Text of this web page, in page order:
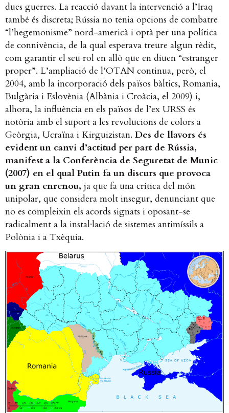
dues guerres. La reacció davant la intervenció a l’Iraq
també és discreta; Rússia no tenia opcions de combatre
“l’hegemonisme” nord-americà i optà per una política
de connivència, de la qual esperava treure algun rèdit,
com garantir el seu rol en allò que en diuen “estranger
proper”. L’ampliació de l’OTAN continua, però, el
2004, amb la incorporació dels països bàltics, Romania,
Bulgària i Eslovènia (Albània i Croàcia, el 2009) i,
alhora, la influència en els països de l’ex URSS és
notòria amb el suport a les revolucions de colors a
Geòrgia, Ucraïna i Kirguizistan. Des de llavors és
evident un canvi d’actitud per part de Rússia,
manifest a la Conferència de Seguretat de Munic
(2007) en el qual Putin fa un discurs que provoca
un gran enrenou, ja que fa una crítica del món
unipolar, que considera molt insegur, denunciant que
no es compleixin els acords signats i oposant-se
radicalment a la instal·lació de sistemes antimíssils a
Polònia i a Txèquia.